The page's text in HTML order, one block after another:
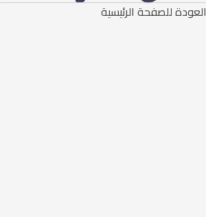
العودة للصفحة الرئيسية